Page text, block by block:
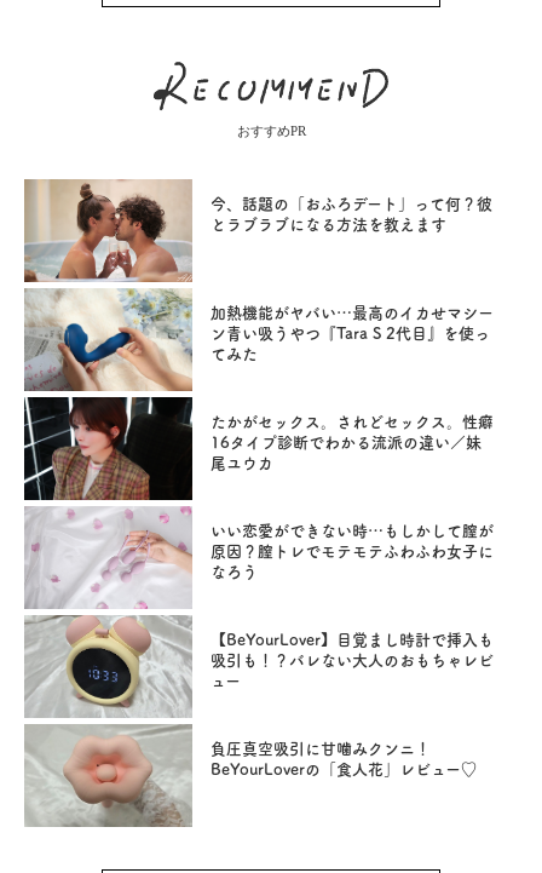
おすすめPR
今、話題の「おふろデート」って何？彼
とラブラブになる方法を教えます
加熱機能がヤバい…最高のイカせマシー
ン青い吸うやつ『Tara S 2代目』を使っ
てみた
たかがセックス。されどセックス。性癖
16タイプ診断でわかる流派の違い／妹
尾ユウカ
いい恋愛ができない時…もしかして膣が
原因？膣トレでモテモテふわふわ女子に
なろう
【BeYourLover】目覚まし時計で挿入も
吸引も！？バレない大人のおもちゃレビ
ュー
負圧真空吸引に甘噛みクンニ！
BeYourLoverの「食人花」レビュー♡